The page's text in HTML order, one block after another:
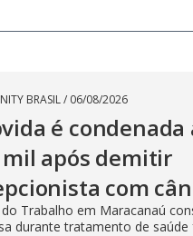
BRASIL/ 06/08/2026
é condenada
mil após demitir
com
do Trabalho em Maracanaú
durante tratamento de